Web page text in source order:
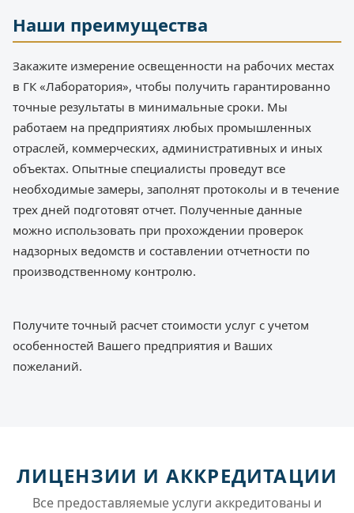
Наши преимущества
Закажите измерение освещенности на рабочих местах
в ГК «Лаборатория», чтобы получить гарантированно
точные результаты в минимальные сроки. Мы
работаем на предприятиях любых промышленных
отраслей, коммерческих, административных и иных
объектах. Опытные специалисты проведут все
необходимые замеры, заполнят протоколы и в течение
трех дней подготовят отчет. Полученные данные
можно использовать при прохождении проверок
надзорных ведомств и составлении отчетности по
производственному контролю.
Получите точный расчет стоимости услуг с учетом
особенностей Вашего предприятия и Ваших
пожеланий.
ЛИЦЕНЗИИ И АККРЕДИТАЦИИ
Все предоставляемые услуги аккредитованы и